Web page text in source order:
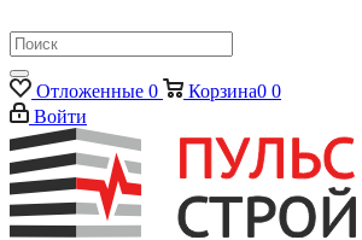
Отложенные 0 Корзина0 0
Войти